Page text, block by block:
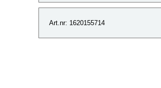
Art.nr: 1620155714